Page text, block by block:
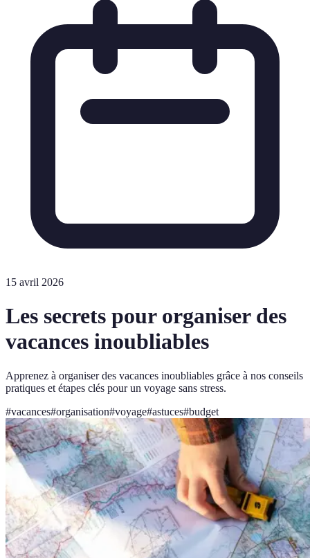
15 avril 2026
Les secrets pour organiser des
vacances inoubliables
Apprenez à organiser des vacances inoubliables grâce à nos conseils
pratiques et étapes clés pour un voyage sans stress.
#vacances#organisation#voyage#astuces#budget